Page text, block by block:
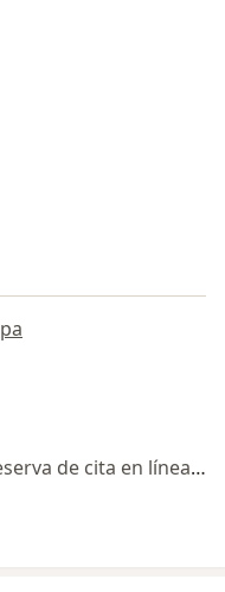
Este especialista no ofrece reserva de cita en línea en esta dirección.